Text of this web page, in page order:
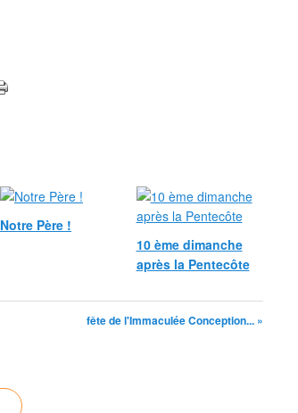
Notre Père !
10 ème dimanche
après la Pentecôte
fête de l'Immaculée Conception... »